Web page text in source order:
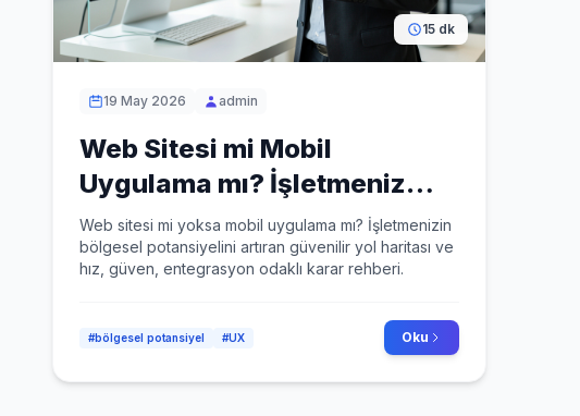
15 dk
19 May 2026 admin
Web Sitesi mi Mobil
Uygulama mı? İşletmeniz
İçin Hangisi Daha Doğru?
Web sitesi mi yoksa mobil uygulama mı? İşletmenizin
bölgesel potansiyelini artıran güvenilir yol haritası ve
hız, güven, entegrasyon odaklı karar rehberi.
#bölgesel potansiyel #UX Oku